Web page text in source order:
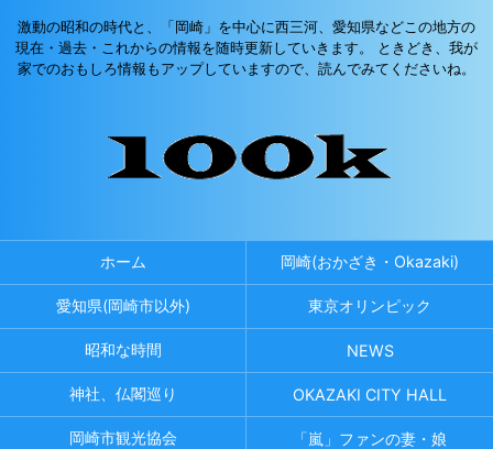
激動の昭和の時代と、「岡崎」を中心に西三河、愛知県などこの地方の
現在・過去・これからの情報を随時更新していきます。 ときどき、我が
家でのおもしろ情報もアップしていますので、読んでみてくださいね。
ホーム 岡崎(おかざき・Okazaki)
愛知県(岡崎市以外) 東京オリンピック
昭和な時間 NEWS
神社、仏閣巡り OKAZAKI CITY HALL
岡崎市観光協会 「嵐」ファンの妻・娘